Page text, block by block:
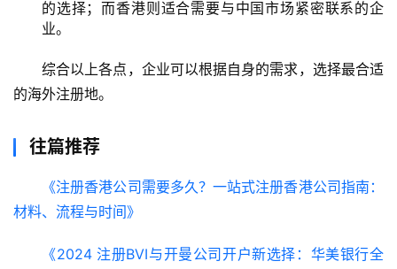
的选择；而香港则适合需要与中国市场紧密联系的企
业。
综合以上各点，企业可以根据自身的需求，选择最合适
的海外注册地。
往篇推荐
《注册香港公司需要多久？一站式注册香港公司指南：
材料、流程与时间》
《2024 注册BVI与开曼公司开户新选择：华美银行全